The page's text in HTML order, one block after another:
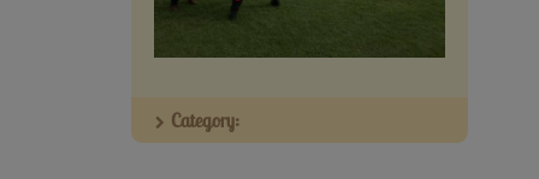
Veranstaltungen
Baumpaten
Category: